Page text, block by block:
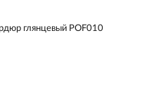
глянцевый POF010